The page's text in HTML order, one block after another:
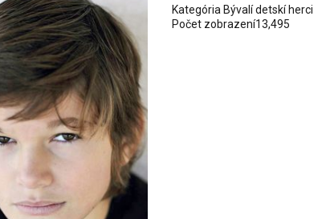
Kategória Bývalí detskí herci
Počet zobrazení13,495